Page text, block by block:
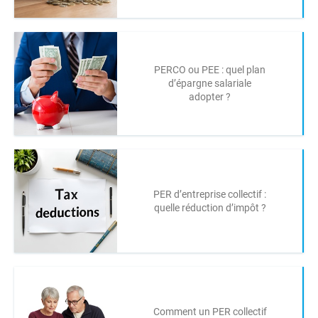
PERCO ou PEE : quel plan
d’épargne salariale
adopter ?
PER d’entreprise collectif :
quelle réduction d’impôt ?
Comment un PER collectif